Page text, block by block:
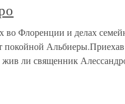
Флоренции и делах
покойной
ли священник